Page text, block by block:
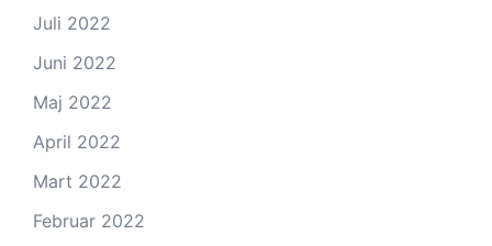
Juli 2022
Juni 2022
Maj 2022
April 2022
Mart 2022
Februar 2022